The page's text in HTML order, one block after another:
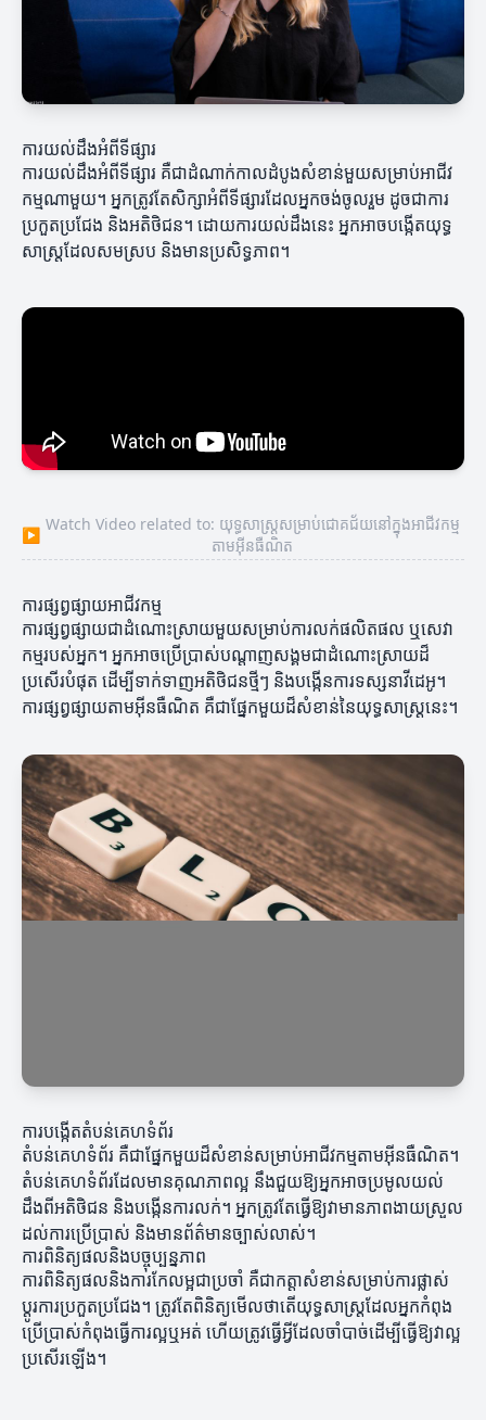
ការយល់ដឹងអំពីទីផ្សារ
ការយល់ដឹងអំពីទីផ្សារ គឺជាដំណាក់កាលដំបូងសំខាន់មួយសម្រាប់អាជីវ
កម្មណាមួយ។ អ្នកត្រូវតែសិក្សាអំពីទីផ្សារដែលអ្នកចង់ចូលរួម ដូចជាការ
ប្រកួតប្រជែង និងអតិថិជន។ ដោយការយល់ដឹងនេះ អ្នកអាចបង្កើតយុទ្ធ
សាស្ត្រដែលសមស្រប និងមានប្រសិទ្ធភាព។
▶
Watch Video related to: យុទ្ធសាស្ត្រសម្រាប់ជោគជ័យនៅក្នុងអាជីវកម្ម
តាមអ៊ីនធឺណិត
ការផ្សព្វផ្សាយអាជីវកម្ម
ការផ្សព្វផ្សាយជាដំណោះស្រាយមួយសម្រាប់ការលក់ផលិតផល ឬសេវា
កម្មរបស់អ្នក។ អ្នកអាចប្រើប្រាស់បណ្តាញសង្គមជាដំណោះស្រាយដ៏
ប្រសើរបំផុត ដើម្បីទាក់ទាញអតិថិជនថ្មីៗ និងបង្កើនការទស្សនាវីដេអូ។
ការផ្សព្វផ្សាយតាមអ៊ីនធឺណិត គឺជាផ្នែកមួយដ៏សំខាន់នៃយុទ្ធសាស្ត្រនេះ។
ការបង្កើតតំបន់គេហទំព័រ
តំបន់គេហទំព័រ គឺជាផ្នែកមួយដ៏សំខាន់សម្រាប់អាជីវកម្មតាមអ៊ីនធឺណិត។
តំបន់គេហទំព័រដែលមានគុណភាពល្អ នឹងជួយឱ្យអ្នកអាចប្រមូលយល់
ដឹងពីអតិថិជន និងបង្កើនការលក់។ អ្នកត្រូវតែធ្វើឱ្យវាមានភាពងាយស្រួល
ដល់ការប្រើប្រាស់ និងមានព័ត៌មានច្បាស់លាស់។
ការពិនិត្យផលនិងបច្ចុប្បន្នភាព
ការពិនិត្យផលនិងការកែលម្អជាប្រចាំ គឺជាកត្តាសំខាន់សម្រាប់ការផ្លាស់
ប្តូរការប្រកួតប្រជែង។ ត្រូវតែពិនិត្យមើលថាតើយុទ្ធសាស្ត្រដែលអ្នកកំពុង
ប្រើប្រាស់កំពុងធ្វើការល្អឬអត់ ហើយត្រូវធ្វើអ្វីដែលចាំបាច់ដើម្បីធ្វើឱ្យវាល្អ
ប្រសើរឡើង។